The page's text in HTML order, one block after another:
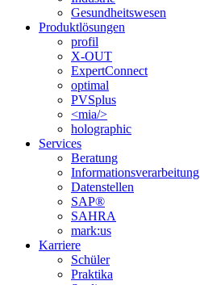
Gesundheitswesen
Produktlösungen
profil
X-OUT
ExpertConnect
optimal
PVSplus
<mia/>
holographic
Services
Beratung
Informations­verarbeitung
Datenstellen
SAP®
SAHRA
mark:us
Karriere
Schüler
Praktika